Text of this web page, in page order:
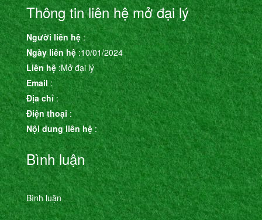
Thông tin liên hệ mở đại lý
Người liên hệ:
Ngày liên hệ:10/01/2024
Liên hệ:Mở đại lý
Email:
Địa chỉ:
Điện thoại:
Nội dung liên hệ:
Bình luận
Bình luận